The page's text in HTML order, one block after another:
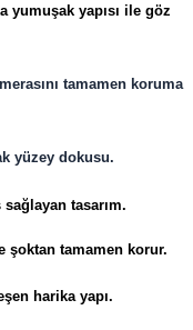
yumuşak yapısı ile göz
tamamen koruma
yüzey dokusu.
tasarım.
şoktan tamamen korur.
harika yapı.